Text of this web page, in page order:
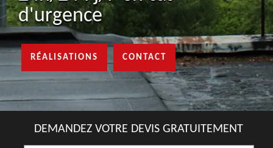
d'urgence
RÉALISATIONS CONTACT
DEMANDEZ VOTRE DEVIS GRATUITEMENT